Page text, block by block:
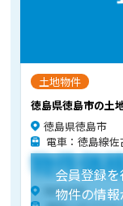
土地物件
徳島県徳島市の土
徳島県徳島市
電車：徳島線
会員登録
物件の情報
物件価
物件住所